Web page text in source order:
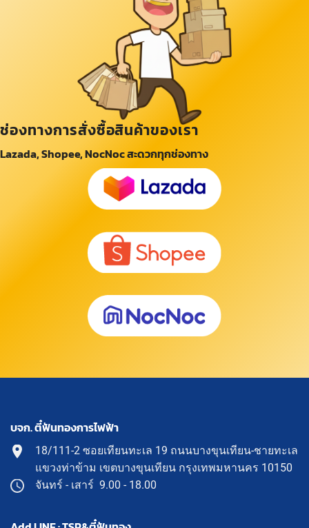
ช่องทางการสั่งซื้อสินค้าของเรา
Lazada, Shopee, NocNoc สะดวกทุกช่องทาง
บจก. ตี๋ฟันทองการไฟฟ้า
18/111-2 ซอยเทียนทะเล 19 ถนนบางขุนเทียน-ชายทะเล
แขวงท่าข้าม เขตบางขุนเทียน กรุงเทพมหานคร 10150
จันทร์ - เสาร์ 9.00 - 18.00